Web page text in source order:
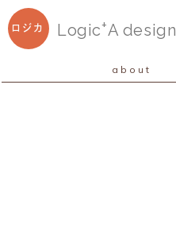
ロジカ Logic+A design
about